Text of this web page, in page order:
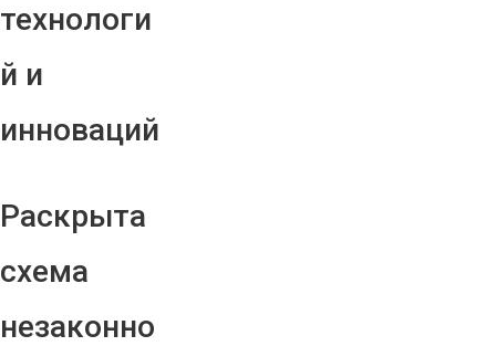
технологи
й и
инноваций
Раскрыта
схема
незаконно